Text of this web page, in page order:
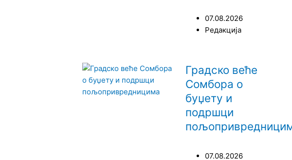
07.08.2026
Редакција
Градско веће
Сомбора о
буџету и
подршци
07.08.2026